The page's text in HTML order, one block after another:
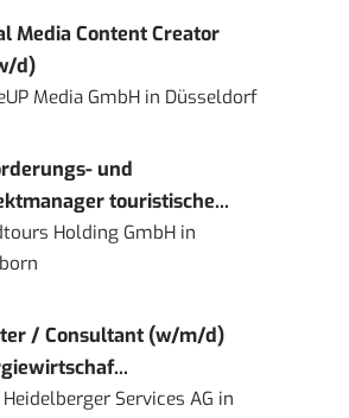
Media Content Creator
d)
Media GmbH in Düsseldorf
und
touristische...
Holding GmbH in
/ Consultant (w/m/d)
Services AG in